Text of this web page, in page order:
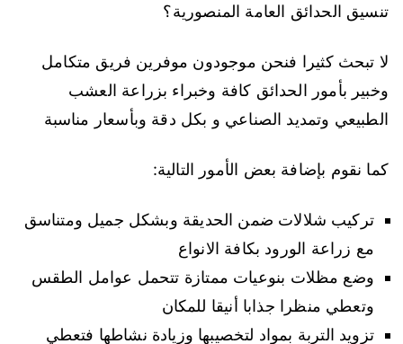
تنسيق الحدائق العامة المنصورية؟
لا تبحث كثيرا فنحن موجودون موفرين فريق متكامل
وخبير بأمور الحدائق كافة وخبراء بزراعة العشب
الطبيعي وتمديد الصناعي و بكل دقة وبأسعار مناسبة
كما نقوم بإضافة بعض الأمور التالية:
تركيب شلالات ضمن الحديقة وبشكل جميل ومتناسق
مع زراعة الورود بكافة الانواع
وضع مظلات بنوعيات ممتازة تتحمل عوامل الطقس
وتعطي منظرا جذابا أنيقا للمكان
تزويد التربة بمواد لتخصيبها وزيادة نشاطها فتعطي